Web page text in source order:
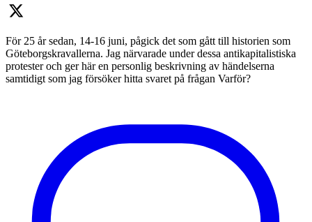
För 25 år sedan, 14-16 juni, pågick det som gått till historien som
Göteborgskravallerna. Jag närvarade under dessa antikapitalistiska
protester och ger här en personlig beskrivning av händelserna
samtidigt som jag försöker hitta svaret på frågan Varför?